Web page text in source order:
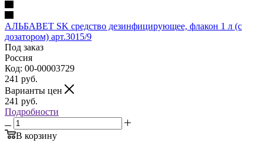
АЛЬБАВЕТ SK средство дезинфицирующее, флакон 1 л (с
дозатором) арт.3015/9
Под заказ
Россия
Код: 00-00003729
241 руб.
Варианты цен
241 руб.
Подробности
В корзину